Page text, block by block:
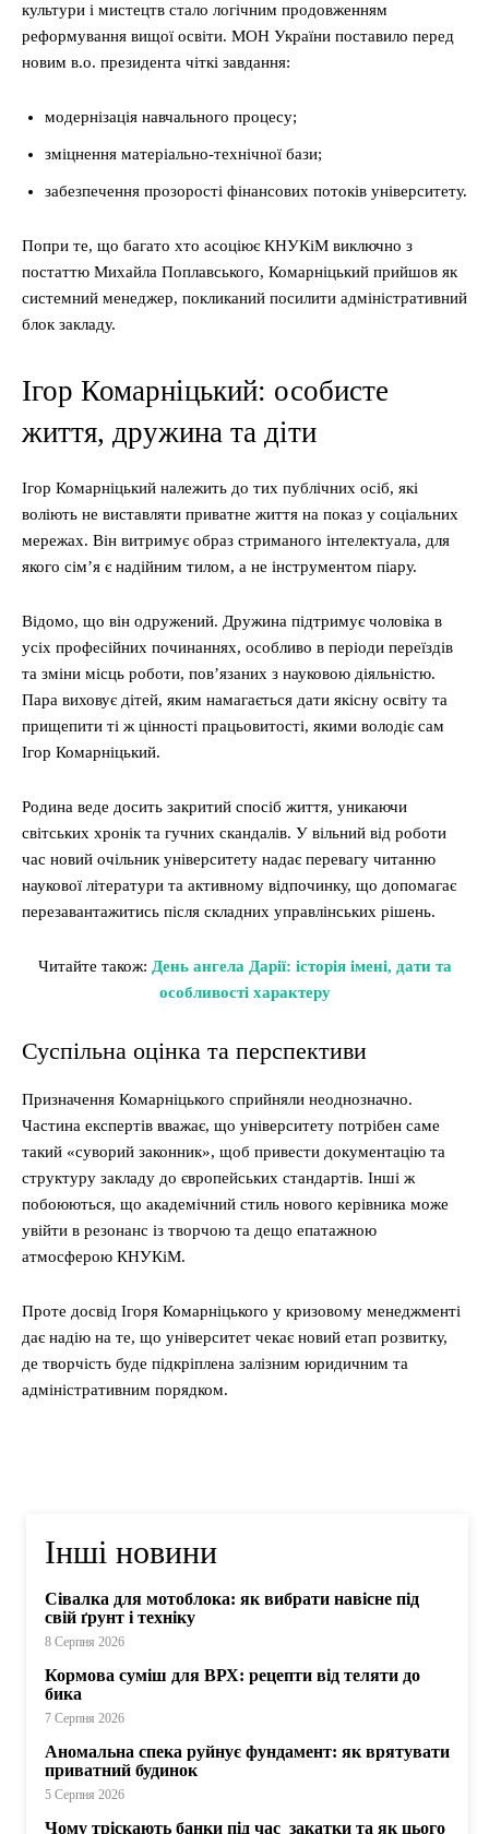
культури і мистецтв стало логічним продовженням
реформування вищої освіти. МОН України поставило перед
новим в.о. президента чіткі завдання:
модернізація навчального процесу;
зміцнення матеріально-технічної бази;
забезпечення прозорості фінансових потоків університету.
Попри те, що багато хто асоціює КНУКіМ виключно з
постаттю Михайла Поплавського, Комарніцький прийшов як
системний менеджер, покликаний посилити адміністративний
блок закладу.
Ігор Комарніцький: особисте
життя, дружина та діти
Ігор Комарніцький належить до тих публічних осіб, які
воліють не виставляти приватне життя на показ у соціальних
мережах. Він витримує образ стриманого інтелектуала, для
якого сім’я є надійним тилом, а не інструментом піару.
Відомо, що він одружений. Дружина підтримує чоловіка в
усіх професійних починаннях, особливо в періоди переїздів
та зміни місць роботи, пов’язаних з науковою діяльністю.
Пара виховує дітей, яким намагається дати якісну освіту та
прищепити ті ж цінності працьовитості, якими володіє сам
Ігор Комарніцький.
Родина веде досить закритий спосіб життя, уникаючи
світських хронік та гучних скандалів. У вільний від роботи
час новий очільник університету надає перевагу читанню
наукової літератури та активному відпочинку, що допомагає
перезавантажитись після складних управлінських рішень.
Читайте також: День ангела Дарії: історія імені, дати та
особливості характеру
Суспільна оцінка та перспективи
Призначення Комарніцького сприйняли неоднозначно.
Частина експертів вважає, що університету потрібен саме
такий «суворий законник», щоб привести документацію та
структуру закладу до європейських стандартів. Інші ж
побоюються, що академічний стиль нового керівника може
увійти в резонанс із творчою та дещо епатажною
атмосферою КНУКіМ.
Проте досвід Ігоря Комарніцького у кризовому менеджменті
дає надію на те, що університет чекає новий етап розвитку,
де творчість буде підкріплена залізним юридичним та
адміністративним порядком.
Інші новини
Сівалка для мотоблока: як вибрати навісне під
свій ґрунт і техніку
8 Серпня 2026
Кормова суміш для ВРХ: рецепти від теляти до
бика
7 Серпня 2026
Аномальна спека руйнує фундамент: як врятувати
приватний будинок
5 Серпня 2026
Чому тріскають банки під час закатки та як цього